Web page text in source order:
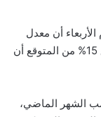
أن معدل
الرسوم الجمركية المؤقت العالمي الجديد البالغ 15% من المتوقع أن
الشهر الماضي،